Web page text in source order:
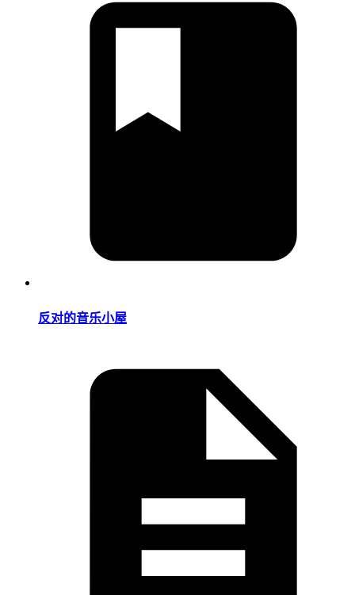
反对的音乐小屋